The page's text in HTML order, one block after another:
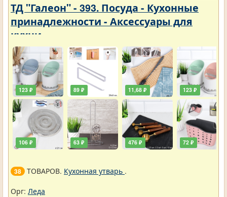
ТД "Галеон" - 393. Посуда - Кухонные
принадлежности - Аксессуары для
кухни
123 ₽
106 ₽
89 ₽
63 ₽
11,68 ₽
476 ₽
123 ₽
72 ₽
38 ТОВАРОВ. Кухонная утварь .
Орг: Леда